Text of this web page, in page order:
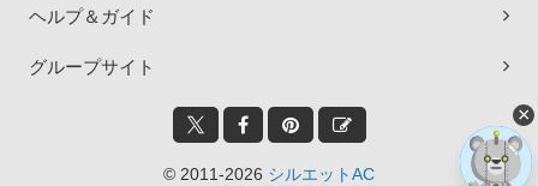
ヘルプ＆ガイド
グループサイト
© 2011-2026 シルエットAC
×